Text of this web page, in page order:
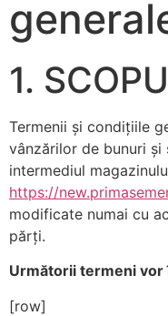
1.
Termenii și condiţiile
vânzărilor de bunuri
intermediul
https://
modificate numai cu
părţi.
Următorii termeni vor
[row]